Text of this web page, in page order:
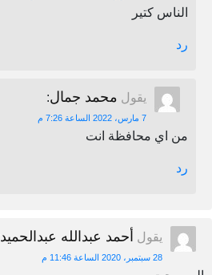
الناس كتير
رد
يقول محمد جمال:
7 مارس، 2022 الساعة 7:26 م
من اي محافظة انت
رد
يقول أحمد عبدالله عبدالحميد
28 سبتمبر، 2020 الساعة 11:46 م